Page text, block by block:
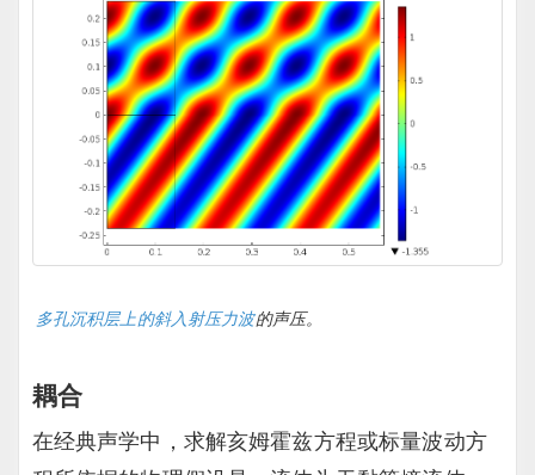
多孔沉积层上的斜入射压力波的声压。
耦合
在经典声学中，求解亥姆霍兹方程或标量波动方